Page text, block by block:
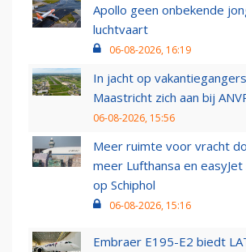
Apollo geen onbekende
luchtvaart
06-08-2026, 16:19
In jacht op
Maastricht zich aan bij
06-08-2026, 15:56
Meer ruimte voor vracht
meer Lufthansa en
op Schiphol
06-08-2026, 15:16
Embraer E195-E2 biedt